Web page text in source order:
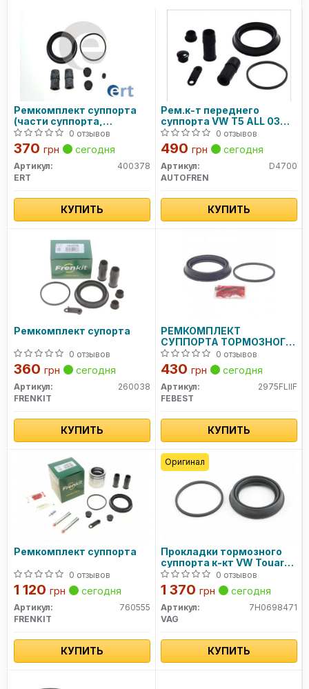
Ремкомплект суппорта
(части суппорта,
уплотнители)0 отзывов
370 грн сегодня
Артикул:
400378
ERT
КУПИТЬ
Рем.к-т переднего
суппорта VW T5 ALL 03->
d=60 D4700 AUTOFREN
0 отзывов
490 грн сегодня
Артикул:
D4700
AUTOFREN
КУПИТЬ
Ремкомплект супорта
0 отзывов
360 грн сегодня
Артикул:
260038
FRENKIT
КУПИТЬ
РЕМКОМПЛЕКТ
СУППОРТА ТОРМОЗНОГО
ПЕРЕДНЕГО (LAND ROVER
FREELANDER II 2006-)
0 отзывов
430 грн сегодня
Артикул:
2975FLIIF
FEBEST
КУПИТЬ
Ремкомплект суппорта
0 отзывов
1 120 грн сегодня
Артикул:
760555
FRENKIT
КУПИТЬ
Прокладки тормозного
суппорта к-кт VW Touareg
(03-10), T5-T6 (10-19)
(7H0698471) VAG
0 отзывов
1 370 грн сегодня
Артикул:
7H0698471
VAG
КУПИТЬ
Оригинал